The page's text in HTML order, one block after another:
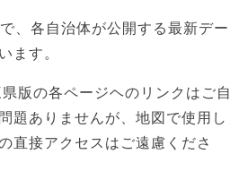
、各自治体が公開する最新デー
ます。
版の各ページヘのリンクはご自
題ありませんが、地図で使用し
直接アクセスはご遠慮くださ